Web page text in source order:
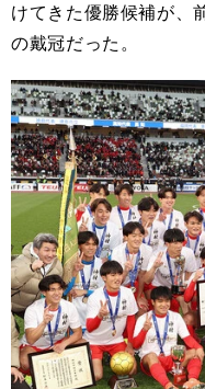
けてきた優勝候補が、
の戴冠だった。